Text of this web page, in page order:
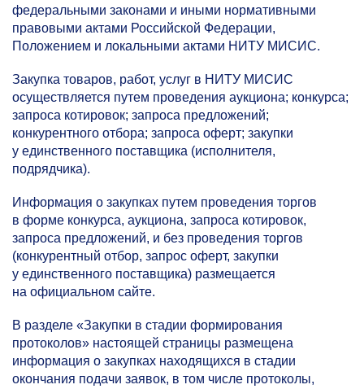
федеральными законами и иными нормативными
правовыми актами Российской Федерации,
Положением и локальными актами НИТУ МИСИС.
Закупка товаров, работ, услуг в НИТУ МИСИС
осуществляется путем проведения аукциона; конкурса;
запроса котировок; запроса предложений;
конкурентного отбора; запроса оферт; закупки
у единственного поставщика (исполнителя,
подрядчика).
Информация о закупках путем проведения торгов
в форме конкурса, аукциона, запроса котировок,
запроса предложений, и без проведения торгов
(конкурентный отбор, запрос оферт, закупки
у единственного поставщика) размещается
на официальном сайте.
В разделе «Закупки в стадии формирования
протоколов» настоящей страницы размещена
информация о закупках находящихся в стадии
окончания подачи заявок, в том числе протоколы,